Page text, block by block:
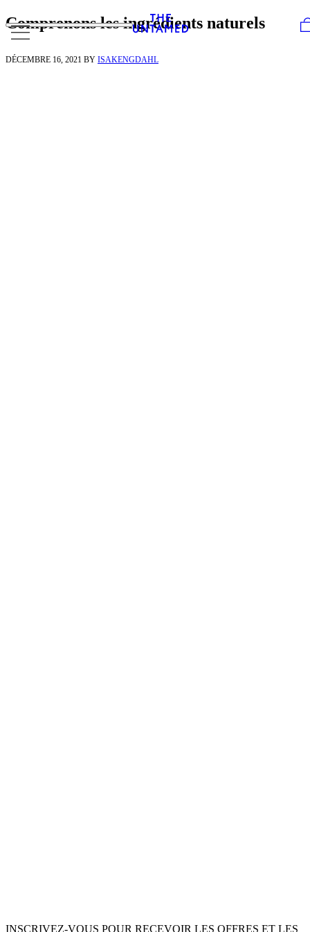
Skip to content
Comprenons les ingrédients naturels
DÉCEMBRE 16, 2021 BY ISAKENGDAHL
INSCRIVEZ-VOUS POUR RECEVOIR LES OFFRES ET LES